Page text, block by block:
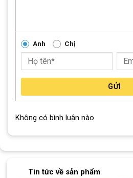
Tay lái
Cổ lái Hợp
Yên xe
Bàn đạp
Anh Chị
GỬI
Không có bình luận nào
Tin tức về sản phẩm